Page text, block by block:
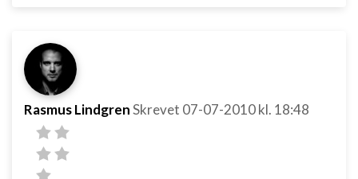
Rasmus LindgrenSkrevet 07-07-2010kl. 18:48